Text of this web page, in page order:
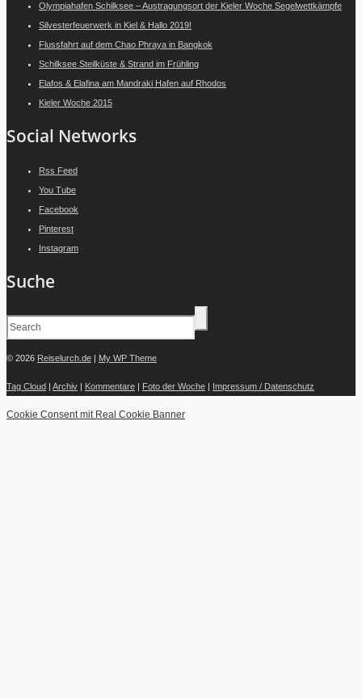
Olympiahafen Schilksee – Austragungsort der Kieler Woche Segelwettkämpfe
Silvesterfeuerwerk in Kiel & Hallo 2019!
Flussfahrt auf dem Chao Phraya in Bangkok
Schilksee Steilküste & Strand im Frühling
Elafos & Elafina am Mandraki Hafen auf Rhodos
Kieler Woche 2015
Social Networks
Rss Feed
You Tube
Facebook
Pinterest
Instagram
Suche
© 2026 Reiselurch.de | My WP Theme
Tag Cloud | Archiv | Kommentare | Foto der Woche | Impressum / Datenschutz
Cookie Consent mit Real Cookie Banner